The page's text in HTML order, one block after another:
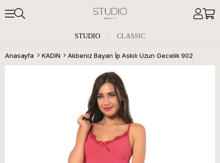
STUDIO / CLASSIC
Anasayfa KADIN Akbeniz Bayan İp Askılı Uzun Gecelik 902